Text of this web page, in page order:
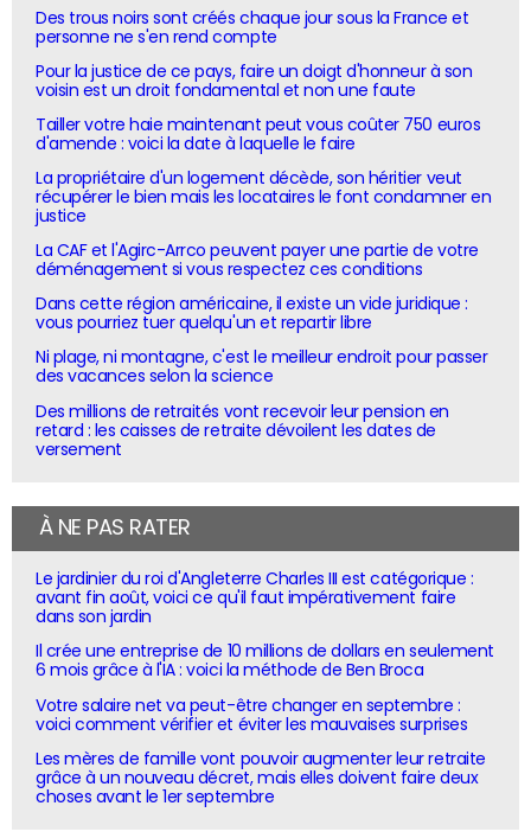
Des trous noirs sont créés chaque jour sous la France et
personne ne s'en rend compte
Pour la justice de ce pays, faire un doigt d'honneur à son
voisin est un droit fondamental et non une faute
Tailler votre haie maintenant peut vous coûter 750 euros
d'amende : voici la date à laquelle le faire
La propriétaire d'un logement décède, son héritier veut
récupérer le bien mais les locataires le font condamner en
justice
La CAF et l'Agirc-Arrco peuvent payer une partie de votre
déménagement si vous respectez ces conditions
Dans cette région américaine, il existe un vide juridique :
vous pourriez tuer quelqu'un et repartir libre
Ni plage, ni montagne, c'est le meilleur endroit pour passer
des vacances selon la science
Des millions de retraités vont recevoir leur pension en
retard : les caisses de retraite dévoilent les dates de
versement
À NE PAS RATER
Le jardinier du roi d'Angleterre Charles III est catégorique :
avant fin août, voici ce qu'il faut impérativement faire
dans son jardin
Il crée une entreprise de 10 millions de dollars en seulement
6 mois grâce à l'IA : voici la méthode de Ben Broca
Votre salaire net va peut-être changer en septembre :
voici comment vérifier et éviter les mauvaises surprises
Les mères de famille vont pouvoir augmenter leur retraite
grâce à un nouveau décret, mais elles doivent faire deux
choses avant le 1er septembre